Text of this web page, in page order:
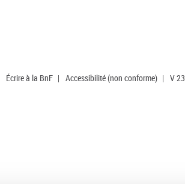
Écrire à la BnF | Accessibilité (non conforme) | V